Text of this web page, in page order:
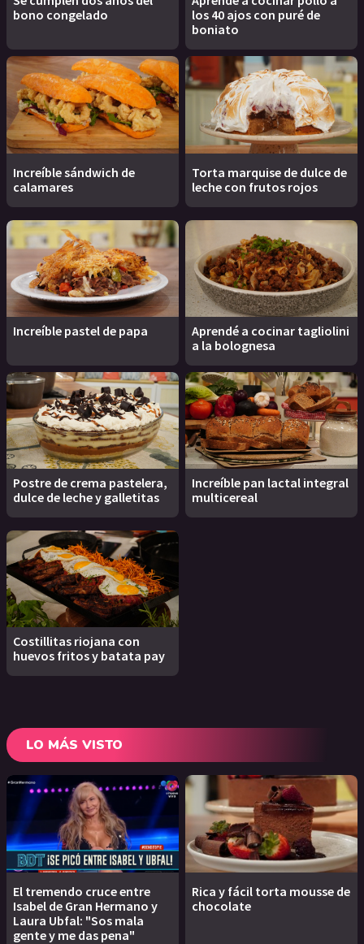
bono congelado
los 40 ajos con puré de
boniato
Increíble sándwich de
calamares
Torta marquise de dulce de
leche con frutos rojos
Increíble pastel de papa
Aprendé a cocinar tagliolini
a la bolognesa
Postre de crema pastelera,
dulce de leche y galletitas
Increíble pan lactal integral
multicereal
Costillitas riojana con
huevos fritos y batata pay
LO MÁS VISTO
El tremendo cruce entre
Isabel de Gran Hermano y
Laura Ubfal: "Sos mala
gente y me das pena"
Rica y fácil torta mousse de
chocolate